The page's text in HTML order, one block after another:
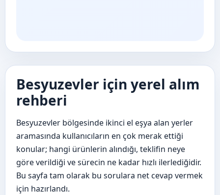
Besyuzevler için yerel alım
rehberi
Besyuzevler bölgesinde ikinci el eşya alan yerler
aramasında kullanıcıların en çok merak ettiği
konular; hangi ürünlerin alındığı, teklifin neye
göre verildiği ve sürecin ne kadar hızlı ilerlediğidir.
Bu sayfa tam olarak bu sorulara net cevap vermek
için hazırlandı.